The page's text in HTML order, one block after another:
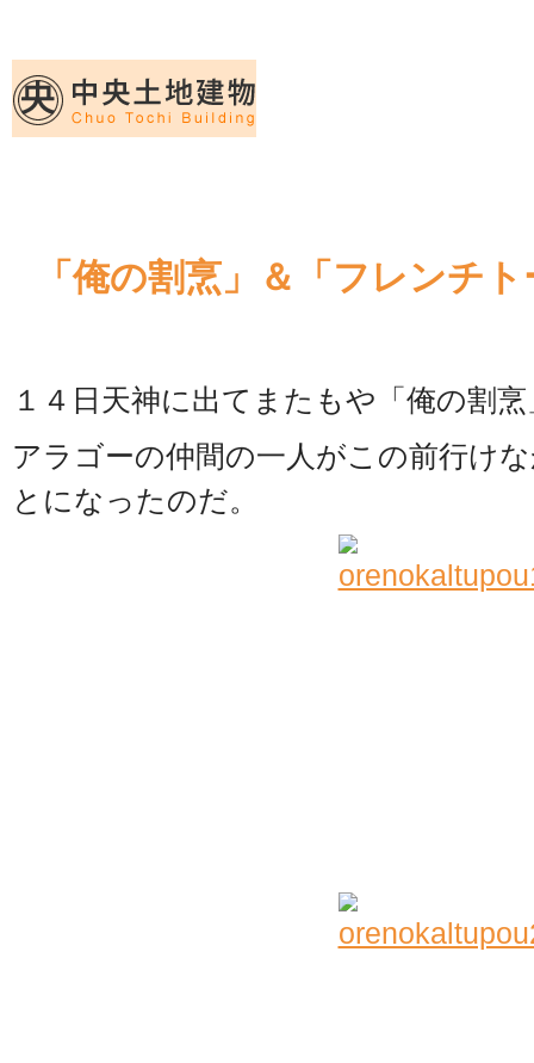
「俺の割烹」＆「フレンチ
１４日天神に出てまたもや「俺の割
アラゴーの仲間の一人がこの前行け
とになったのだ。